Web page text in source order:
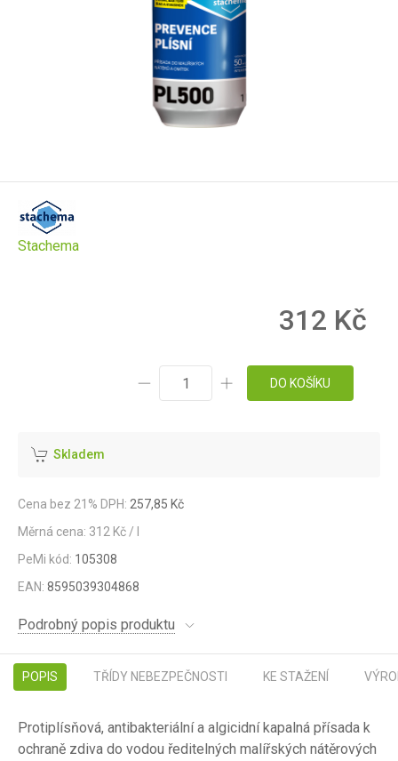
Stachema
312 Kč
DO KOŠÍKU
Skladem
Cena bez 21% DPH: 257,85 Kč
Měrná cena: 312 Kč / l
PeMi kód: 105308
EAN: 8595039304868
Podrobný popis produktu
POPIS TŘÍDY NEBEZPEČNOSTI KE STAŽENÍ
Protiplísňová, antibakteriální a algicidní kapalná přísada k
ochraně zdiva do vodou ředitelných malířských nátěrových